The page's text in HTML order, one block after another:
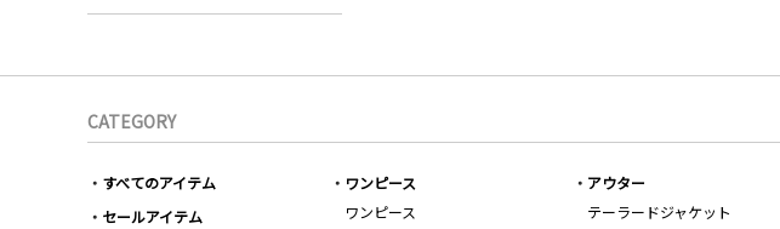
CATEGORY
すべてのアイテム
セールアイテム
ワンピース
ワンピース
アウター
テーラードジャケット